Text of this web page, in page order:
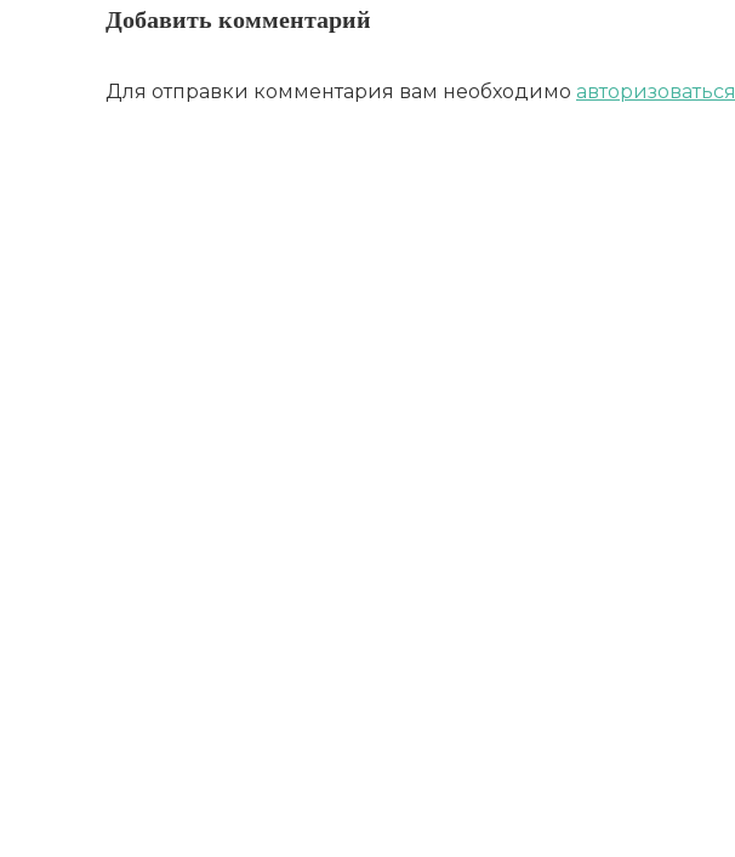
Добавить комментарий
Для отправки комментария вам необходимо авторизоваться